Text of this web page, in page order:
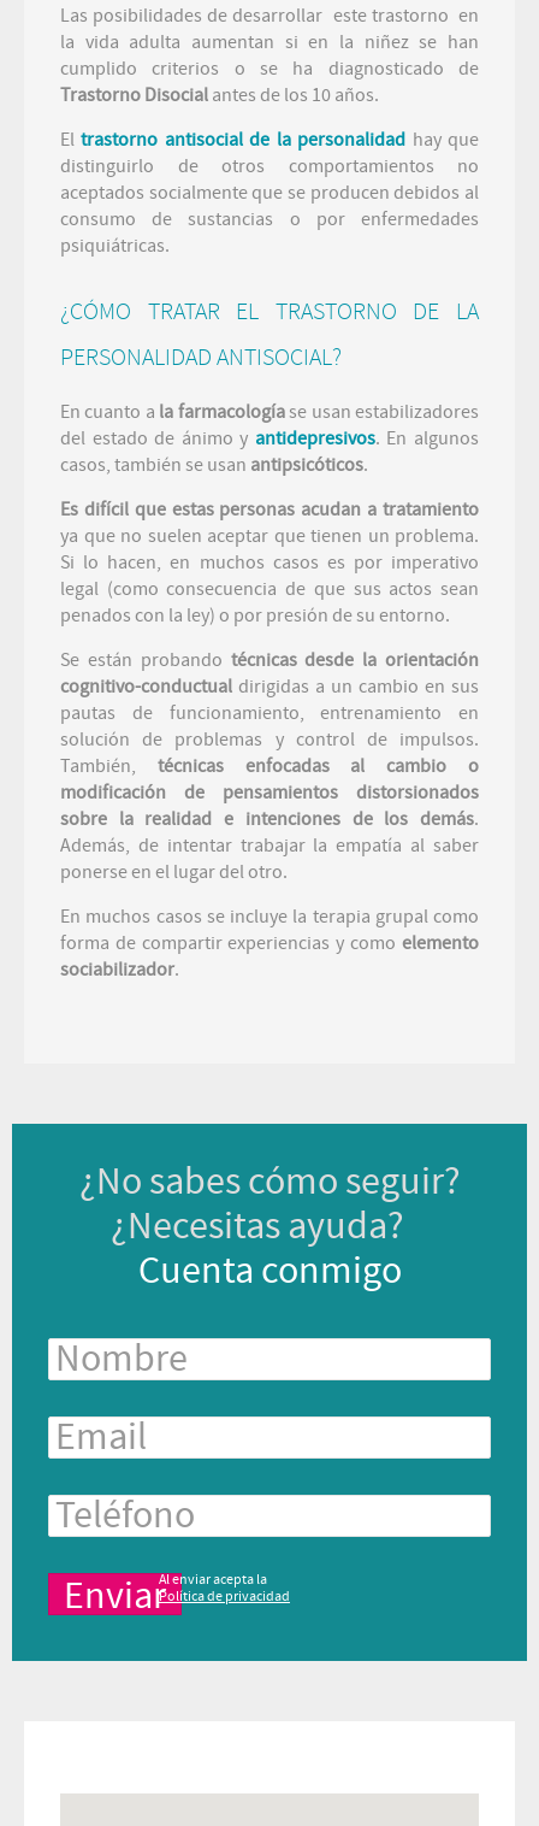
Las posibilidades de desarrollar este trastorno en
la vida adulta aumentan si en la niñez se han
cumplido criterios o se ha diagnosticado de
Trastorno Disocial antes de los 10 años.
Eltrastorno antisocial de la personalidad hay que
distinguirlo de otros comportamientos no
aceptados socialmente que se producen debidos al
consumo de sustancias o por enfermedades
psiquiátricas.
¿CÓMO TRATAR EL TRASTORNO DE LA
PERSONALIDAD ANTISOCIAL?
En cuanto a la farmacologíase usan estabilizadores
del estado de ánimo y antidepresivos. En algunos
casos, también se usan antipsicóticos.
Es difícil que estas personas acudan a tratamiento
ya que no suelen aceptar que tienen un problema.
Si lo hacen, en muchos casos es por imperativo
legal (como consecuencia de que sus actos sean
penados con la ley) o por presión de su entorno.
Se están probando técnicas desde la orientación
cognitivo-conductual dirigidas a un cambio en sus
pautas de funcionamiento, entrenamiento en
solución de problemas y control de impulsos.
También, técnicas enfocadas al cambio o
modificación de pensamientos distorsionados
sobre la realidad e intenciones de los demás.
Además, de intentar trabajar la empatía al saber
ponerse en el lugar del otro.
En muchos casos se incluye la terapia grupal como
forma de compartir experiencias y como elemento
sociabilizador.
¿No sabes cómo seguir?
¿Necesitas ayuda?
Cuenta conmigo
Al enviar acepta la
Política de privacidad